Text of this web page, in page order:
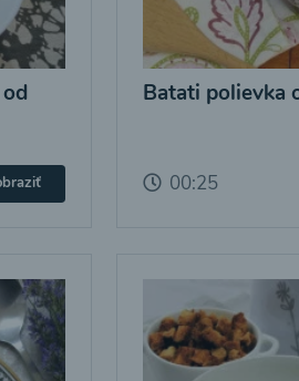
Batati polievka
00:25